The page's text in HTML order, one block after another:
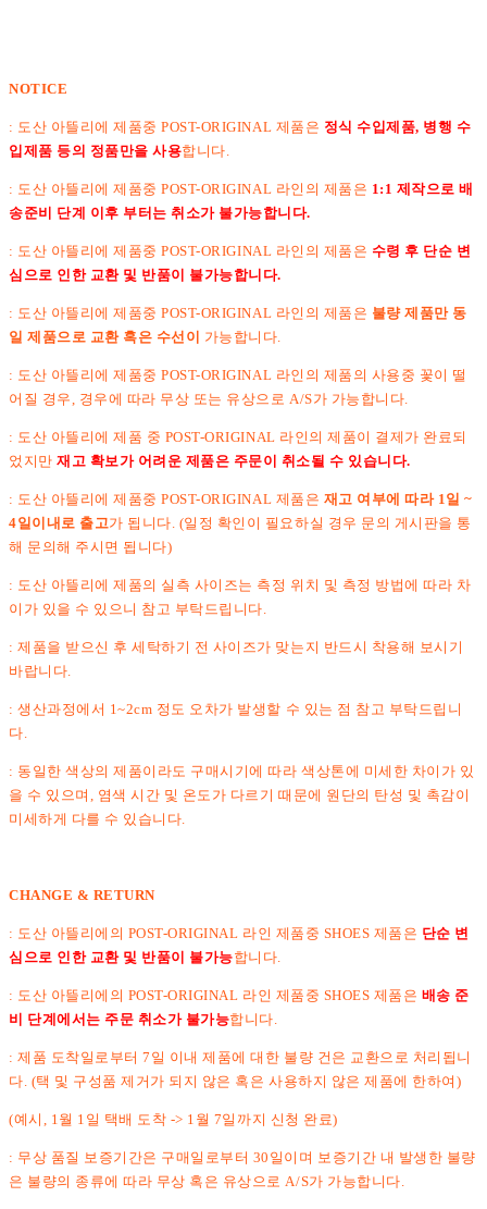
NOTICE
: 도산 아뜰리에 제품중 POST-ORIGINAL 제품은 정식 수입제품, 병행 수
입제품 등의 정품만을 사용합니다.
: 도산 아뜰리에 제품중 POST-ORIGINAL 라인의 제품은 1:1 제작으로 배
송준비 단계 이후 부터는 취소가 불가능합니다.
: 도산 아뜰리에 제품중 POST-ORIGINAL 라인의 제품은 수령 후 단순 변
심으로 인한 교환 및 반품이 불가능합니다.
: 도산 아뜰리에 제품중 POST-ORIGINAL 라인의 제품은 불량 제품만 동
일 제품으로 교환 혹은 수선이
가능합니다.
: 도산 아뜰리에 제품중 POST-ORIGINAL 라인의 제품의 사용중 꽃이 떨
어질 경우, 경우에 따라 무상 또는 유상으로 A/S가 가능합니다.
: 도산 아뜰리에 제품 중 POST-ORIGINAL 라인의 제품이 결제가 완료되
었지만재고 확보가 어려운 제품은 주문이 취소될 수 있습니다.
: 도산 아뜰리에 제품중 POST-ORIGINAL 제품은 재고 여부에 따라 1일 ~
4일이내로 출고가 됩니다. (일정 확인이 필요하실 경우 문의 게시판을 통
해 문의해 주시면 됩니다)
: 도산 아뜰리에 제품의 실측 사이즈는 측정 위치 및 측정 방법에 따라 차
이가 있을 수 있으니 참고 부탁드립니다.
: 제품을 받으신 후 세탁하기 전 사이즈가 맞는지 반드시 착용해 보시기
바랍니다.
: 생산과정에서 1~2cm 정도 오차가 발생할 수 있는 점 참고 부탁드립니
다.
: 동일한 색상의 제품이라도 구매시기에 따라 색상톤에 미세한 차이가 있
을 수 있으며, 염색 시간 및 온도가 다르기 때문에 원단의 탄성 및 촉감이
미세하게 다를 수 있습니다.
CHANGE & RETURN
: 도산 아뜰리에의 POST-ORIGINAL 라인 제품중 SHOES 제품은 단순 변
심으로 인한 교환 및 반품이 불가능합니다.
: 도산 아뜰리에의 POST-ORIGINAL 라인 제품중 SHOES 제품은 배송 준
비 단계에서는 주문 취소가 불가능합니다.
: 제품 도착일로부터 7일 이내 제품에 대한 불량 건은 교환으로 처리됩니
다. (택 및 구성품 제거가 되지 않은 혹은 사용하지 않은 제품에 한하여)
(예시, 1월 1일 택배 도착 -> 1월 7일까지 신청 완료)
: 무상 품질 보증기간은 구매일로부터 30일이며 보증기간 내 발생한 불량
은 불량의 종류에 따라 무상 혹은 유상으로 A/S가 가능합니다.